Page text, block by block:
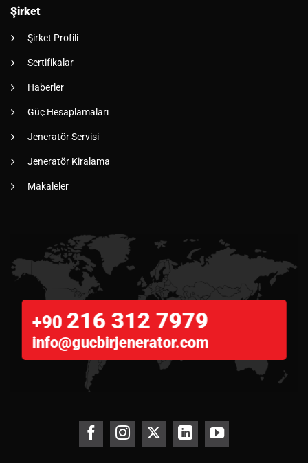
Şirket
Şirket Profili
Sertifikalar
Haberler
Güç Hesaplamaları
Jeneratör Servisi
Jeneratör Kiralama
Makaleler
+90 216 312 7979
info@gucbirjenerator.com